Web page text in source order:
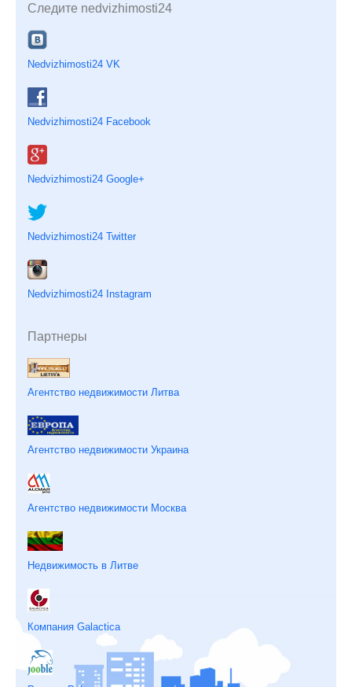
Следите nedvizhimosti24
Nedvizhimosti24 VK
Nedvizhimosti24 Facebook
Nedvizhimosti24 Google+
Nedvizhimosti24 Twitter
Nedvizhimosti24 Instagram
Партнеры
Агентство недвижимости Литва
Агентство недвижимости Украина
Агентство недвижимости Москва
Недвижимость в Литве
Компания Galactica